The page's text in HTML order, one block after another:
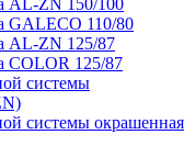
AL-ZN 150/100
GALECO 110/80
AL-ZN 125/87
COLOR 125/87
системы
системы окрашенная